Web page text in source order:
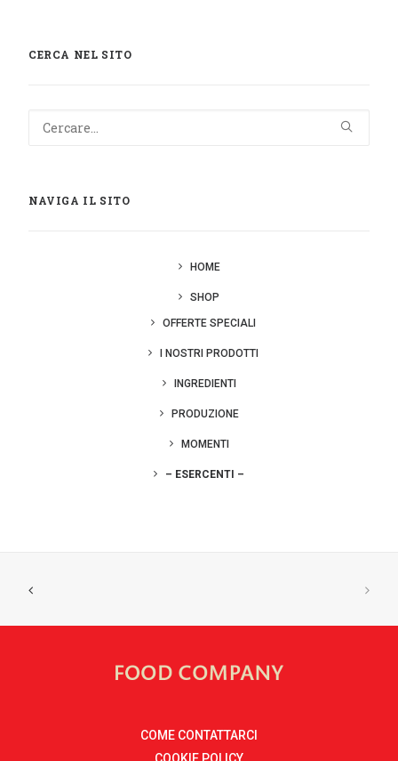
CERCA NEL SITO
NAVIGA IL SITO
HOME
SHOP
OFFERTE SPECIALI
I NOSTRI PRODOTTI
INGREDIENTI
PRODUZIONE
MOMENTI
– ESERCENTI –
COME CONTATTARCI